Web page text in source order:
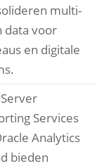
multi-
data voor
en digitale
Services
Analytics
bieden